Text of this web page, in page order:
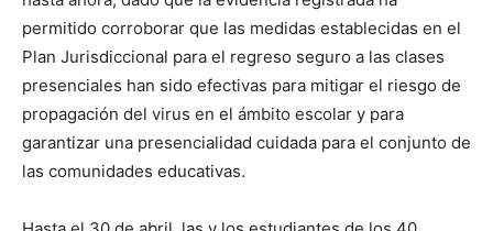
permitido corroborar que las medidas establecidas en el
Plan Jurisdiccional para el regreso seguro a las clases
presenciales han sido efectivas para mitigar el riesgo de
propagación del virus en el ámbito escolar y para
garantizar una presencialidad cuidada para el conjunto de
las comunidades educativas.